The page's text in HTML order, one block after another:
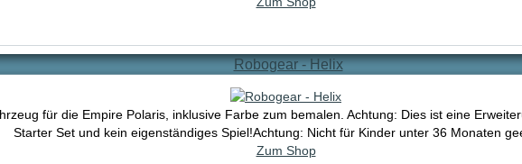
Robogear - Helix
für die Empire Polaris, inklusive Farbe zum bemalen. Achtung: Dies ist eine
Starter Set und kein eigenständiges Spiel!Achtung: Nicht für Kinder unter 36 Monaten
Zum Shop